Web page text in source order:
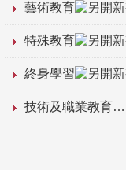
藝術教育
特殊教育
終身學習
技術及職業教育